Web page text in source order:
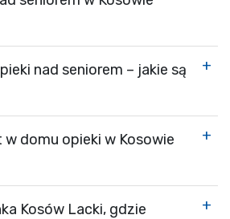
nad seniorem – jakie są
domu opieki w Kosowie
Kosów Lacki, gdzie